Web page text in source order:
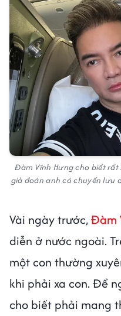
Đàm Vĩnh Hưng cho biết
giả đoán anh có chuyến lưu
Vài ngày trước,Đàm
diễn ở nước ngoài.
một con thường
khi phải xa con. Để
cho biết phải mang